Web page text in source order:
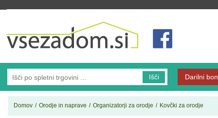
Išči Darilni
Domov / Orodje in naprave / Organizatorji za orodje / Kovčki za orodje